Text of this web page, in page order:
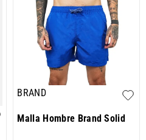
BRAND
Malla Hombre Brand Solid